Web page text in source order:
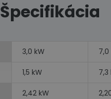
Špecifikácia
3,0 kW 7,0
1,5 kW 7,3
2,42 kW